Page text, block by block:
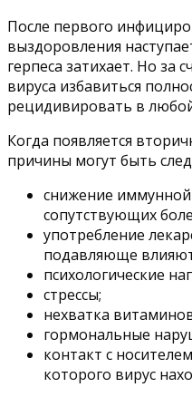
После первого
выздоровления
герпеса затихает. Но за
вируса избавиться
рецидивировать в
Когда появляется
причины могут быть
снижение
сопутствующих
употребление
подавляюще
психологические
стрессы;
нехватка
гормональные
контакт с
которого вирус